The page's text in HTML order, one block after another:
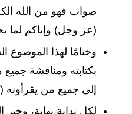
صواب فهو من الله
(عز وجل) وإياكم لما
وختامًا لهذا الموضوع
بكتابته ومناقشة
إلى جميع من يقرأونه
لكل بداية نهاية،